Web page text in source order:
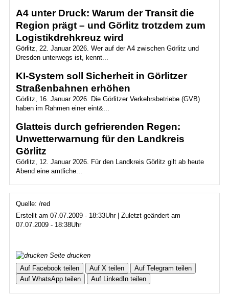
A4 unter Druck: Warum der Transit die
Region prägt – und Görlitz trotzdem zum
Logistikdrehkreuz wird
Görlitz, 22. Januar 2026. Wer auf der A4 zwischen Görlitz und
Dresden unterwegs ist, kennt...
KI-System soll Sicherheit in Görlitzer
Straßenbahnen erhöhen
Görlitz, 16. Januar 2026. Die Görlitzer Verkehrsbetriebe (GVB)
haben im Rahmen einer eint&...
Glatteis durch gefrierenden Regen:
Unwetterwarnung für den Landkreis
Görlitz
Görlitz, 12. Januar 2026. Für den Landkreis Görlitz gilt ab heute
Abend eine amtliche...
Quelle: /red
Erstellt am 07.07.2009 - 18:33Uhr | Zuletzt geändert am
07.07.2009 - 18:38Uhr
Seite drucken
Auf Facebook teilen
Auf X teilen
Auf Telegram teilen
Auf WhatsApp teilen
Auf LinkedIn teilen